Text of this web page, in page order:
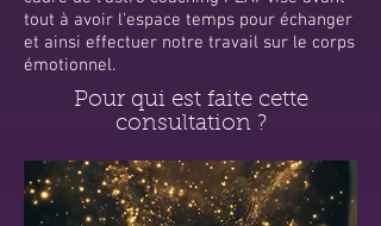
tout à avoir l'espace temps pour échanger
et ainsi effectuer notre travail sur le corps
émotionnel.
Pour qui est faite cette
consultation ?